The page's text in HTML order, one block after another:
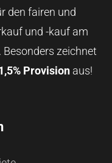
den fairen und
und -kauf am
Besonders zeichnet
Provisionaus!